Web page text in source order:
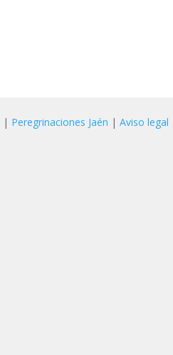
| Peregrinaciones Jaén |Aviso legal